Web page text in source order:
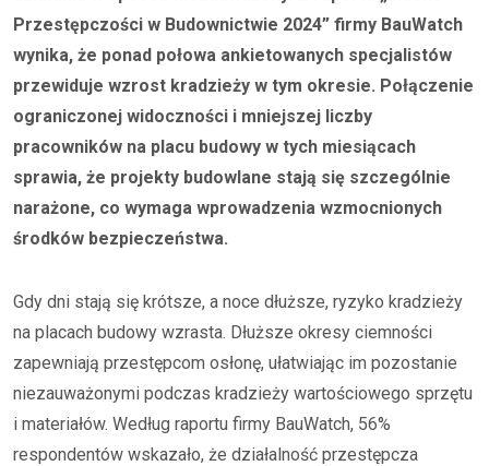
Przestępczości w Budownictwie 2024” firmy BauWatch
wynika, że ponad połowa ankietowanych specjalistów
przewiduje wzrost kradzieży w tym okresie. Połączenie
ograniczonej widoczności i mniejszej liczby
pracowników na placu budowy w tych miesiącach
sprawia, że projekty budowlane stają się szczególnie
narażone, co wymaga wprowadzenia wzmocnionych
środków bezpieczeństwa.
Gdy dni stają się krótsze, a noce dłuższe, ryzyko kradzieży
na placach budowy wzrasta. Dłuższe okresy ciemności
zapewniają przestępcom osłonę, ułatwiając im pozostanie
niezauważonymi podczas kradzieży wartościowego sprzętu
i materiałów. Według raportu firmy BauWatch, 56%
respondentów wskazało, że działalność przestępcza